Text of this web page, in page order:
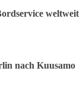
weltweit
nach Kuusamo